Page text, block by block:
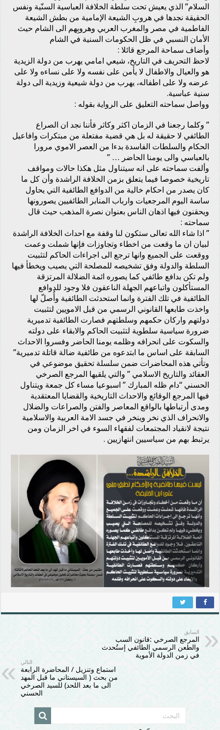
السلام” الذي يعيش تحت سلطة الخلافة العباسية السنّية ونفس
الحقيقة نجدها في هروبِ الشيعة الإمامية من بطش الشيعة
الفاطمية في مصر والمغرب العربي وهروبِهم الى الشام حيث
الأمان النسبي في ظل الحكومات السنية في الشام
وأضاف سماحة المرجع قائلا :
لاحظ التحريف في التاريخ، شيعي امامي يهرب من دولة الزيدية
هو والعيال والاطفال لا يأمن على نفسه ولا على نساءه ولا على
عرضه ولا على اطفاله، يهرب من دولة شيعية وزيدية الى دولة
سنية عباسية.
وواصل سماحته التعليق على الرواية بقوله :
” وكلما رجعنا في الزمان اكثر وكاثر فأننا نجد ان الصراع
الطائفي لا حقيقة له بل هي قضية مفتعلة من مبتكرات وافاعيل
الحكام والسلطات الفاسدة بدءا من العصر الاموي مرورا
بالعباسي والى يومنا الحاضر … ”
وألفت سماحته على انه سيتناول مثل هكذا حالات ومواقف
تاريخية خصوصا فيما يتعلق بزمن الخلافة الراشدة وأن كل ما
كان يصدر من احكام خالية من الدوافع الطائفية التي يحاول
ساسة اليوم المرجعيات وارباب المنابر الطائفيين يصورونها
ويحقنون فيها اذهان الناس بعنوان نصرة المذهب حيث قال
سماحته :
” اذا شاء الله تعالى ستكون لنا وقفة مع احداث الخلافة الراشدة
لبيان ان ما وقعت من اخطاء وتجاوزات فإنها شملت وعمت
ووقعت على الجميع وانها ترجع الى اجراءات الحاكم لتثبيت
السلطة والدولة وفق تشخيصه للمصلحة التي يصيب ويخطأ فيها
ولم تكن بدافع طائفي كما يصوره ائمة الضلالة المرتزقة
المستأكلون واتباعهم الجهلة الناعقون فلا وجود للدوافع
الطائفية في تلك الفترة وانما استحدثت الطائفية وأُصلّ لها
واخذت طابعها القانوني الرسمي من قبل الامويين لتثبيت
دولتهم واركان حكمهم وسلطتهم فصارت الطائفية تدميرية
ضرورة سياسية سلطوية لتثبيت الحاكم والابقاء على دولته
والسكوت على انحرافه وظلمه يومنا الحاضر وفسروا الاحداث
السابقة على اساس ما ابتدعوه من طائفية ضالة قاتلة تدميرية”
وتأتي هذه المحاضرات ضمن سلسلة تحقيق موضوعي في
العقائد والتاريخ الاسلامي ” والتي يلقيها المرجع الصرخي
الحسني “دام ظله المبارك ” اسبوعيا مساء كل جمعة ويتناول
فيها المرجع الوقائع والاحداث التاريخية والقضايا المعتقدية
ومدى أرتباطها بالواقع المعاصر والفتن والصراعات والضلال
والانحراف الذي نخر وينخر في جسد الامة العربية والاسلامية
نتيجة لانقياد المجتمعات لفقهاء السوء في اخر الزمان ومن
يرتبط بهم من سياسيين انتهازيين .
السابق
المرجع الصرخي :قانون السب
والطعن الرسمي الطائفي إستُحدث
في زمن الدولة الأموية
التالي
استماع وتنزيل / المحاضرة الرابعة
من بحث ( السيستاني ما قبل المهد
الى ما بعد اللحد) للسيد الصرخي
الحسني